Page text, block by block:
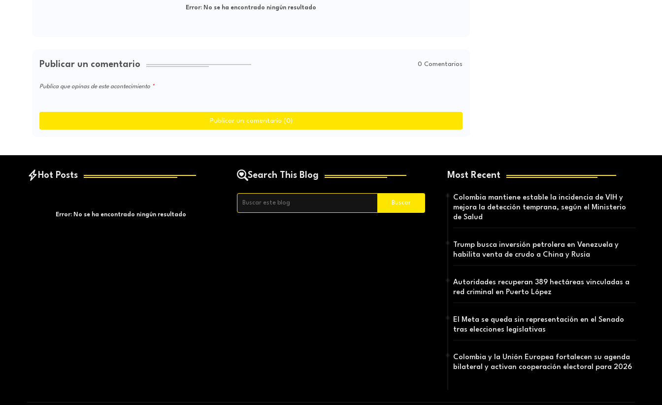
Error: No se ha encontrado ningún resultado
Publicar un comentario 0 Comentarios
Publica que opinas de este acontecimiento
Publicar un comentario (0)
Hot Posts
Error: No se ha encontrado ningún resultado
Search This Blog Most Recent
Colombia mantiene estable la incidencia de VIH y
mejora la detección temprana, según el Ministerio
de Salud
Trump busca inversión petrolera en Venezuela y
habilita venta de crudo a China y Rusia
Autoridades recuperan 389 hectáreas vinculadas a
red criminal en Puerto López
El Meta se queda sin representación en el Senado
tras elecciones legislativas
Colombia y la Unión Europea fortalecen su agenda
bilateral y activan cooperación electoral para 2026